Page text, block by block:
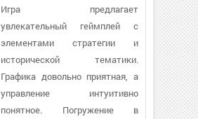
Игра предлагает
увлекательный геймплей с
элементами стратегии и
исторической тематики.
Графика довольно приятная, а
управление интуитивно
понятное. Погружение в